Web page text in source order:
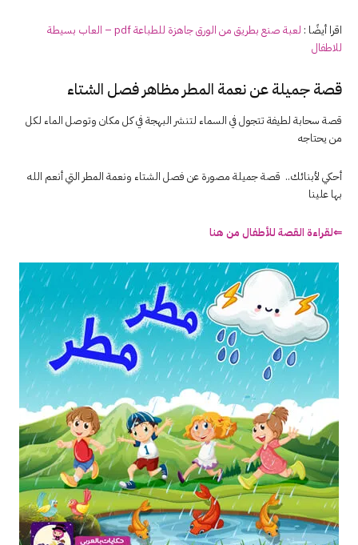
اقرا أيضًا :
لعبة صنع بطريق من الورق جاهزة للطباعة pdf – العاب بسيطة
للاطفال
قصة جميلة عن نعمة المطر مظاهر فصل الشتاء
قصة سحابة لطيفة تتجول في السماء لتنشر البهجة في كل مكان وتوصل الماء لكل
من يحتاجه
أحكي لأبنائك.. قصة جميلة مصورة عن فصل الشتاء ونعمة المطر التي أنعم الله
بها علينا
⇐لقراءة القصة للأطفال من هنا